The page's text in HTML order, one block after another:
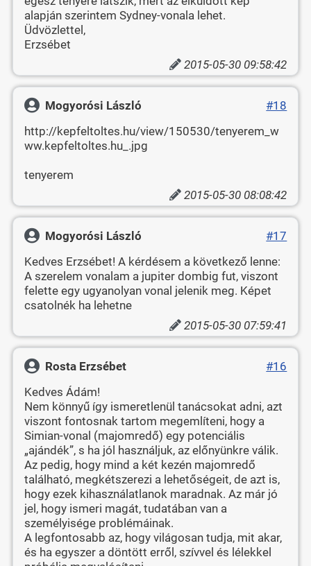
alapján szerintem Sydney-vonala lehet.
Üdvözlettel,
Erzsébet
2015-05-30 09:58:42
Mogyorósi László
#18
http://kepfeltoltes.hu/view/150530/tenyerem_w
ww.kepfeltoltes.hu_.jpg
tenyerem
2015-05-30 08:08:42
Mogyorósi László
#17
Kedves Erzsébet! A kérdésem a következő lenne:
A szerelem vonalam a jupiter dombig fut, viszont
felette egy ugyanolyan vonal jelenik meg. Képet
csatolnék ha lehetne
2015-05-30 07:59:41
Rosta Erzsébet
#16
Kedves Ádám!
Nem könnyű így ismeretlenül tanácsokat adni, azt
viszont fontosnak tartom megemlíteni, hogy a
Simian-vonal (majomredő) egy potenciális
„ajándék”, s ha jól használjuk, az előnyünkre válik.
Az pedig, hogy mind a két kezén majomredő
található, megkétszerezi a lehetőségeit, de azt is,
hogy ezek kihasználatlanok maradnak. Az már jó
jel, hogy ismeri magát, tudatában van a
személyisége problémáinak.
A legfontosabb az, hogy világosan tudja, mit akar,
és ha egyszer a döntött erről, szívvel és lélekkel